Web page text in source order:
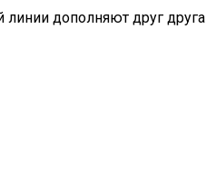
дополняют друг друга